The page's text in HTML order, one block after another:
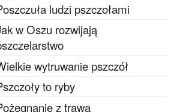
ludzi pszczołami
w Oszu rozwijają
wytruwanie pszczół
to ryby
z trawą